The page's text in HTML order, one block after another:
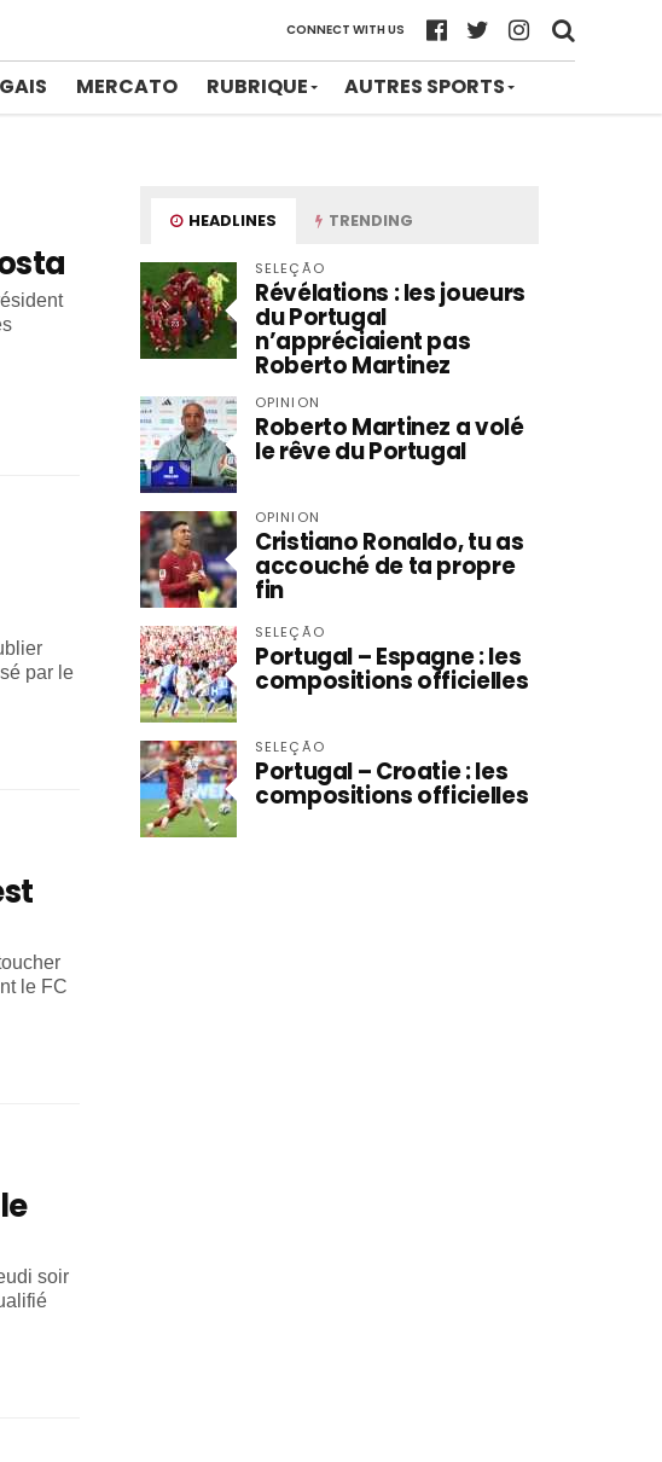
CONNECT WITH US
MERCATO RUBRIQUE AUTRES SPORTS
par le
le FC
soir
HEADLINES TRENDING
SELEÇÃO
Révélations : les joueurs
du Portugal
n’appréciaient pas
Roberto Martinez
OPINION
Roberto Martinez a volé
le rêve du Portugal
OPINION
Cristiano Ronaldo, tu as
accouché de ta propre
fin
SELEÇÃO
Portugal – Espagne : les
compositions officielles
SELEÇÃO
Portugal – Croatie : les
compositions officielles